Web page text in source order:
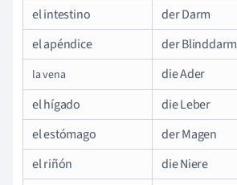
el intestino
der Darm
el apéndice
der Blinddarm
la vena
die Ader
el hígado
die Leber
el estómago
der Magen
el riñón
die Niere